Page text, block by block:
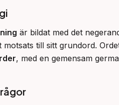
är bildat med det
motsats till sitt grundord.
, med en gemensam